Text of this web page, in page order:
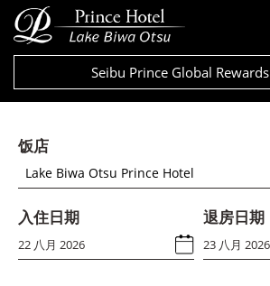
Seibu Prince Global Rewards
饭店
Lake Biwa Otsu Prince Hotel
入住日期 退房日期